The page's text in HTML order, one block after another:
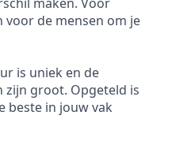
voor de mensen om je
is uniek en de
groot. Opgeteld is
beste in jouw vak